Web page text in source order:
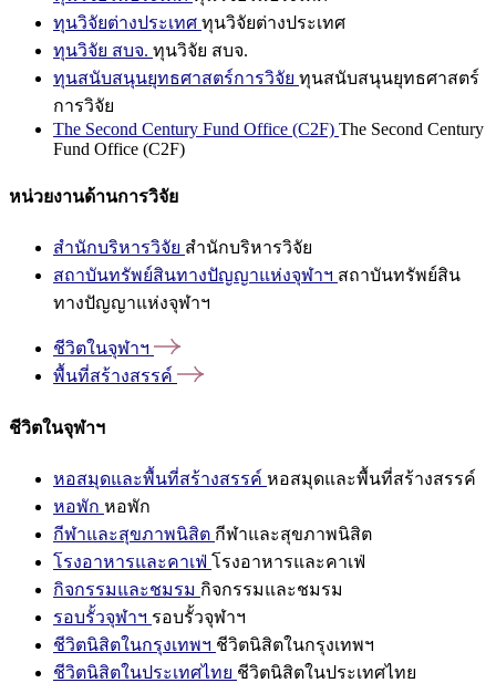
ทุนวิจัยต่างประเทศ ทุนวิจัยต่างประเทศ
ทุนวิจัย สบจ. ทุนวิจัย สบจ.
ทุนสนับสนุนยุทธศาสตร์การวิจัย ทุนสนับสนุนยุทธศาสตร์
การวิจัย
The Second Century Fund Office (C2F) The Second Century
Fund Office (C2F)
หน่วยงานด้านการวิจัย
สำนักบริหารวิจัย สำนักบริหารวิจัย
สถาบันทรัพย์สินทางปัญญาแห่งจุฬาฯ สถาบันทรัพย์สิน
ทางปัญญาแห่งจุฬาฯ
ชีวิตในจุฬาฯ
พื้นที่สร้างสรรค์
ชีวิตในจุฬาฯ
หอสมุดและพื้นที่สร้างสรรค์ หอสมุดและพื้นที่สร้างสรรค์
หอพัก หอพัก
กีฬาและสุขภาพนิสิต กีฬาและสุขภาพนิสิต
โรงอาหารและคาเฟ่ โรงอาหารและคาเฟ่
กิจกรรมและชมรม กิจกรรมและชมรม
รอบรั้วจุฬาฯ รอบรั้วจุฬาฯ
ชีวิตนิสิตในกรุงเทพฯ ชีวิตนิสิตในกรุงเทพฯ
ชีวิตนิสิตในประเทศไทย ชีวิตนิสิตในประเทศไทย